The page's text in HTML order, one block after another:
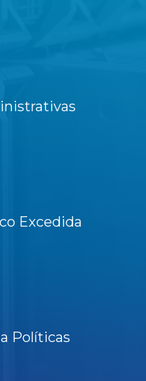
Excedida
Políticas